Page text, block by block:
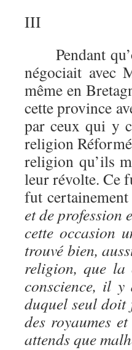
III
Pendant
négociait avec
même en
cette province
par ceux qui y
religion
religion qu’ils
leur révolte. Ce
fut
et de profession
cette occasion
trouvé bien,
religion, que la
conscience, il
duquel seul doit
des royaumes
attends que